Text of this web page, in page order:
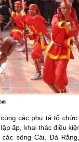
các phụ tá tổ
ấp, khai thác điều
sông Cái, Đà